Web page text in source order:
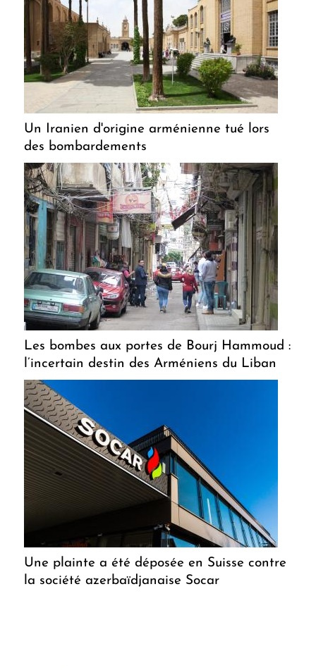
Un Iranien d'origine arménienne tué lors
des bombardements
Les bombes aux portes de Bourj Hammoud :
l’incertain destin des Arméniens du Liban
Une plainte a été déposée en Suisse contre
la société azerbaïdjanaise Socar